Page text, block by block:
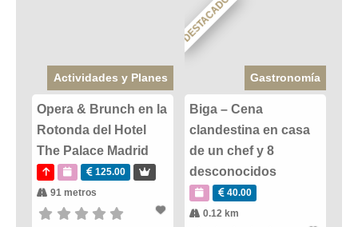
Actividades y Planes
Opera & Brunch en la
Rotonda del Hotel
The Palace Madrid
125.00
91 metros
DESTACADO
Gastronomía
Biga – Cena
clandestina en casa
de un chef y 8
desconocidos
40.00
0.12 km